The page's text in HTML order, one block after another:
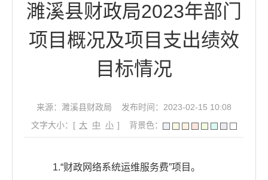
濉溪县财政局2023年部门
项目概况及项目支出绩效
目标情况
来源：濉溪县财政局
发布时间：2023-02-15 10:08
文字大小：[ 大 中 小 ] 背景色：
1.“财政网络系统运维服务费”项目。